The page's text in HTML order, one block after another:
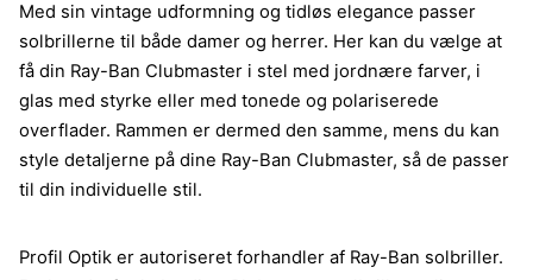
Med sin vintage udformning og tidløs elegance passer
solbrillerne til både damer og herrer. Her kan du vælge at
få din Ray-Ban Clubmaster i stel med jordnære farver, i
glas med styrke eller med tonede og polariserede
overflader. Rammen er dermed den samme, mens du kan
style detaljerne på dine Ray-Ban Clubmaster, så de passer
til din individuelle stil.
Profil Optik er autoriseret forhandler af Ray-Ban solbriller.